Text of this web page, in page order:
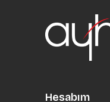
Hesabım